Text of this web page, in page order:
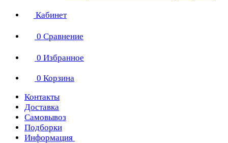
Кабинет
0 Сравнение
0 Избранное
0 Корзина
Контакты
Доставка
Самовывоз
Подборки
Информация